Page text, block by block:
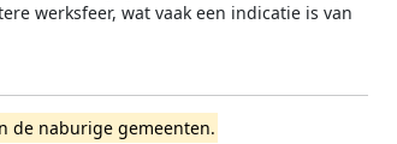
werksfeer, wat vaak een indicatie is van
de naburige gemeenten.